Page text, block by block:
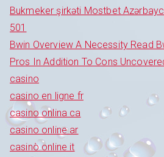
Bukmeker şirkəti Mostbet
501
Bwin Overview A Necessity Read
Pros In Addition To Cons
casino
casino en ligne fr
casino onlina ca
casino online ar
casinò online it